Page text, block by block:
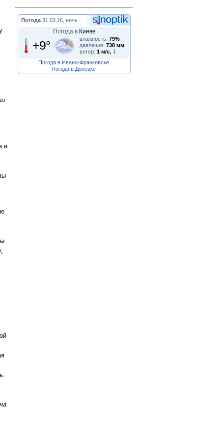
и
Погода 31.03.26, ночь
Погода в Киеве
+9° влажность: 79%
давление: 738 мм
ветер: 1 м/с,
Погода в Ивано-Франковске
Погода в Донецке